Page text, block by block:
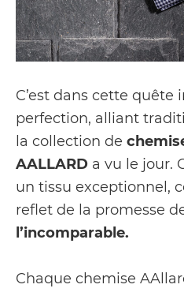
C’est dans cette quête
perfection, alliant
la collection de
AALLARD a vu le jour.
un tissu exceptionnel,
reflet de la promesse
l’incomparable.
Chaque chemise